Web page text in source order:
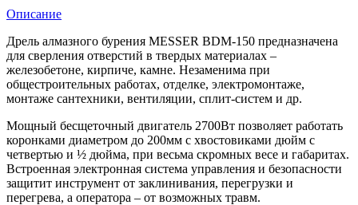
Описание
Дрель алмазного бурения MESSER BDM-150 предназначена
для сверления отверстий в твердых материалах –
железобетоне, кирпиче, камне. Незаменима при
общестроительных работах, отделке, электромонтаже,
монтаже сантехники, вентиляции, сплит-систем и др.
Мощный бесщеточный двигатель 2700Вт позволяет работать
коронками диаметром до 200мм с хвостовиками дюйм с
четвертью и ½ дюйма, при весьма скромных весе и габаритах.
Встроенная электронная система управления и безопасности
защитит инструмент от заклинивания, перегрузки и
перегрева, а оператора – от возможных травм.